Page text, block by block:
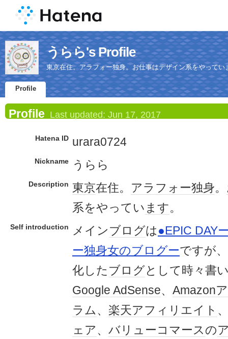
うらら's Profile
東京在住。アラフォー独身。お仕事はデザイン系をやってい
Profile
Profile Last updated: Jun 17, 2017
Hatena ID urara0724
Nickname うらら
Description 東京在住。 アラフォー独身。
系をやってい ます。
Self introduction メインブログは●EPIC DAY
ー独身女のブログーですが、
化した ブログとして時々書
Google AdSense、 Amazon
ラム、 楽天アフィリエイト
ェア、 バリューコマースの